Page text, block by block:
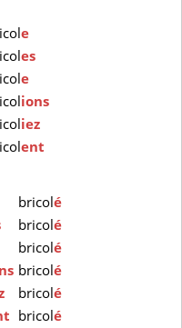
e
es
e
ions
iez
ent
bricolé
bricolé
bricolé
bricolé
bricolé
bricolé